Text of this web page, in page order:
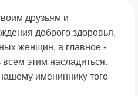
друзьям и
доброго здоровья,
женщин, а главное -
всем этим насладиться.
имениннику того